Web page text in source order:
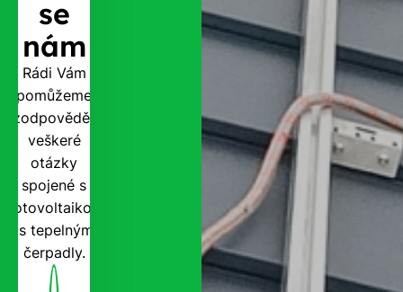
se
nám
Rádi Vám
pomůžeme
zodpovědět
veškeré
otázky
spojené s
fotovoltaikou
i s tepelnými
čerpadly.